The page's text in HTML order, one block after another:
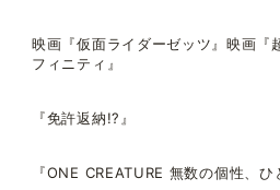
映画『仮面ライダーゼッツ』映画『
フィニティ』
『免許返納!?』
『ONE CREATURE 無数の個性、ひ